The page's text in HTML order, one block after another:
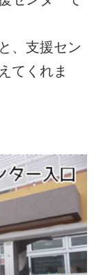
、支援セン
てくれま